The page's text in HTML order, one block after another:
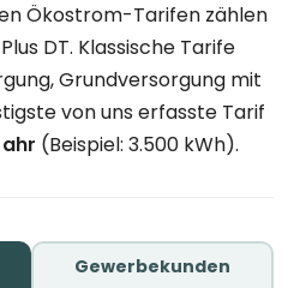
Ökostrom-Tarifen zählen
DT. Klassische Tarife
Grundversorgung mit
von uns erfasste Tarif
(Beispiel: 3.500 kWh).
Gewerbekunden